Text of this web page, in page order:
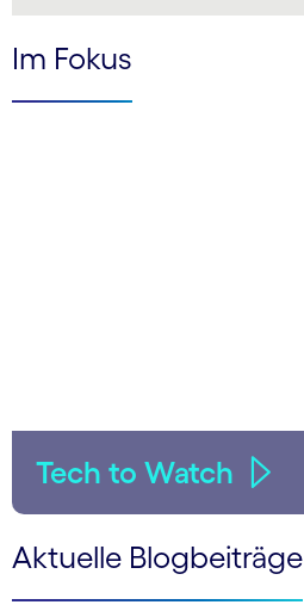
Im Fokus
Tech to Watch
Aktuelle Blogbeiträge